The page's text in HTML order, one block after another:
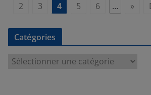
2
3 4 5 6 … »
Catégories